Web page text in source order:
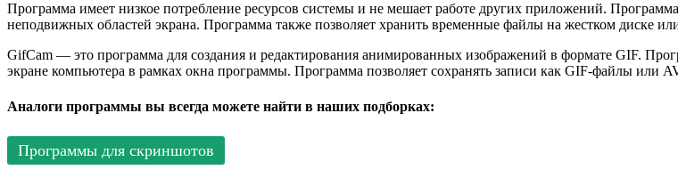
Программа имеет низкое потребление ресурсов системы и не мешает работе других приложений.
неподвижных областей экрана. Программа также позволяет хранить временные файлы на жестком диске
GifCam — это программа для создания и редактирования анимированных изображений в формате GIF.
экране компьютера в рамках окна программы. Программа позволяет сохранять записи как GIF-файлы или
Аналоги программы вы всегда можете найти в наших подборках:
Программы для скриншотов